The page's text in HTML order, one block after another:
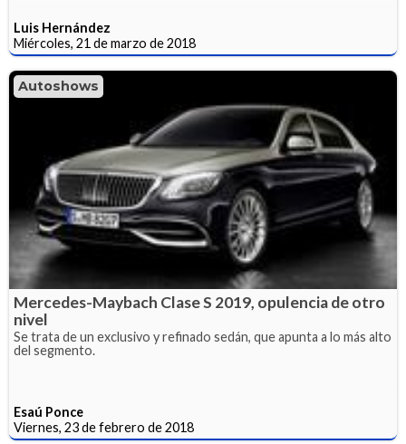
Luis Hernández
Miércoles, 21 de marzo de 2018
Autoshows
Mercedes-Maybach Clase S 2019, opulencia de otro
nivel
Se trata de un exclusivo y refinado sedán, que apunta a lo más alto
del segmento.
Esaú Ponce
Viernes, 23 de febrero de 2018